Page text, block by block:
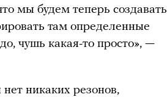
мы будем теперь создавать
там определенные
чушь какая-то просто», —
никаких резонов,